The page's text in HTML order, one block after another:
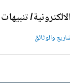
تنبيهات
والوثائق